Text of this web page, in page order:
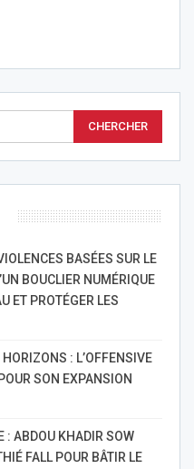
BASÉES SUR LE
BOUCLIER NUMÉRIQUE
ET PROTÉGER LES
: L’OFFENSIVE
SON EXPANSION
: ABDOU KHADIR SOW
FALL POUR BÂTIR LE